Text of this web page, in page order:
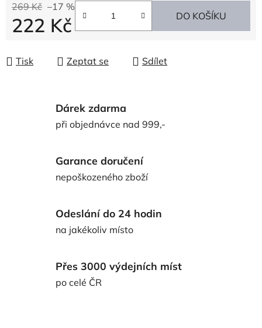
269 Kč –17 %
222 Kč DO KOŠÍKU
Tisk Zeptat se Sdílet
Dárek zdarma
při objednávce nad 999,-
Garance doručení
nepoškozeného zboží
Odeslání do 24 hodin
na jakékoliv místo
Přes 3000 výdejních míst
po celé ČR